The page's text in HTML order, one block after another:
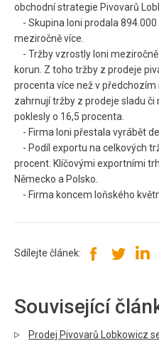
obchodní strategie Pivovarů
- Skupina loni prodala
meziročně více.
- Tržby vzrostly loni
korun. Z toho tržby z prodeje
procenta více než v předchozím
zahrnují tržby z prodeje sladu
poklesly o 16,5 procenta.
- Firma loni přestala vyrábět
- Podíl exportu na celkových
procent. Klíčovými exportními
Německo a Polsko.
- Firma koncem loňského
Sdílejte článek:
Související
Prodej Pivovarů Lobkowicz